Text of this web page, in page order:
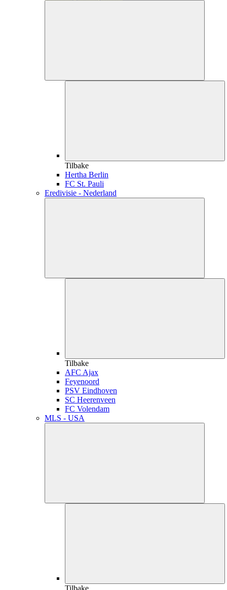
Tilbake
Hertha Berlin
FC St. Pauli
Eredivisie - Nederland
Tilbake
AFC Ajax
Feyenoord
PSV Eindhoven
SC Heerenveen
FC Volendam
MLS - USA
Tilbake